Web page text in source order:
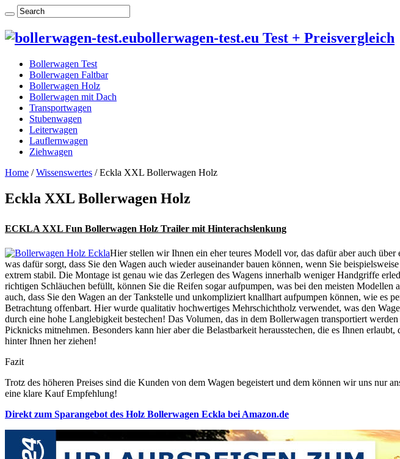
bollerwagen-test.eu Test + Preisvergleich
Bollerwagen Test
Bollerwagen Faltbar
Bollerwagen Holz
Bollerwagen mit Dach
Transportwagen
Stubenwagen
Leiterwagen
Lauflernwagen
Ziehwagen
Home / Wissenswertes / Eckla XXL Bollerwagen Holz
Eckla XXL Bollerwagen Holz
ECKLA XXL Fun Bollerwagen Holz Trailer mit Hinterachslenkung
Hier stellen wir Ihnen ein eher teures Modell vor, das dafür aber auch
was dafür sorgt, dass Sie den Wagen auch wieder auseinander bauen können, wenn Sie
extrem stabil. Die Montage ist genau wie das Zerlegen des Wagens innerhalb weniger Handgriffe
richtigen Schläuchen befüllt, können Sie die Reifen sogar aufpumpen, was bei den meisten
auch, dass Sie den Wagen an der Tankstelle und unkompliziert knallhart aufpumpen können, wie
Betrachtung offenbart. Hier wurde qualitativ hochwertiges Mehrschichtholz verwendet, was den
durch eine hohe Langlebigkeit bestechen! Das Volumen, das in dem Bollerwagen transportiert
Picknicks mitnehmen. Besonders kann hier aber die Belastbarkeit herausstechen, die es Ihnen
hinter Ihnen her ziehen!
Fazit
Trotz des höheren Preises sind die Kunden von dem Wagen begeistert und dem können wir uns
eine klare Kauf Empfehlung!
Direkt zum Sparangebot des Holz Bollerwagen Eckla bei Amazon.de